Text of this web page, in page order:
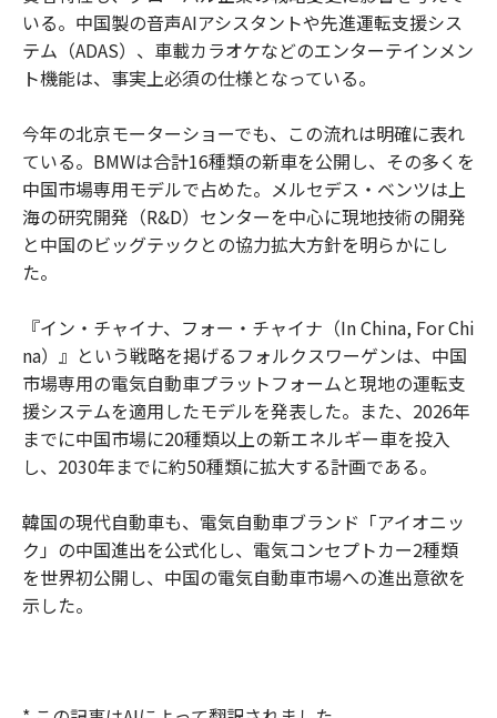
いる。中国製の音声AIアシスタントや先進運転支援シス
テム（ADAS）、車載カラオケなどのエンターテインメン
ト機能は、事実上必須の仕様となっている。
今年の北京モーターショーでも、この流れは明確に表れ
ている。BMWは合計16種類の新車を公開し、その多くを
中国市場専用モデルで占めた。メルセデス・ベンツは上
海の研究開発（R&D）センターを中心に現地技術の開発
と中国のビッグテックとの協力拡大方針を明らかにし
た。
『イン・チャイナ、フォー・チャイナ（In China, For Chi
na）』という戦略を掲げるフォルクスワーゲンは、中国
市場専用の電気自動車プラットフォームと現地の運転支
援システムを適用したモデルを発表した。また、2026年
までに中国市場に20種類以上の新エネルギー車を投入
し、2030年までに約50種類に拡大する計画である。
韓国の現代自動車も、電気自動車ブランド「アイオニッ
ク」の中国進出を公式化し、電気コンセプトカー2種類
を世界初公開し、中国の電気自動車市場への進出意欲を
示した。